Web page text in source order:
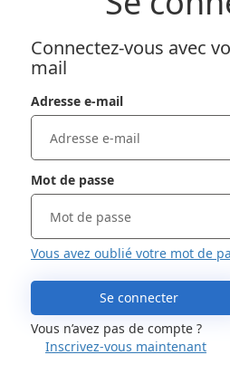
Connectez-vous avec
mail
Adresse e-mail
Mot de passe
Vous avez oublié votre mot de
Se connecter
Vous n’avez pas de compte ?
Inscrivez-vous maintenant